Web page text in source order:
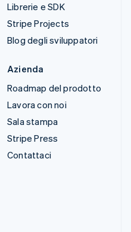
Librerie e SDK
Stripe Projects
Blog degli sviluppatori
Azienda
Roadmap del prodotto
Lavora con noi
Sala stampa
Stripe Press
Contattaci